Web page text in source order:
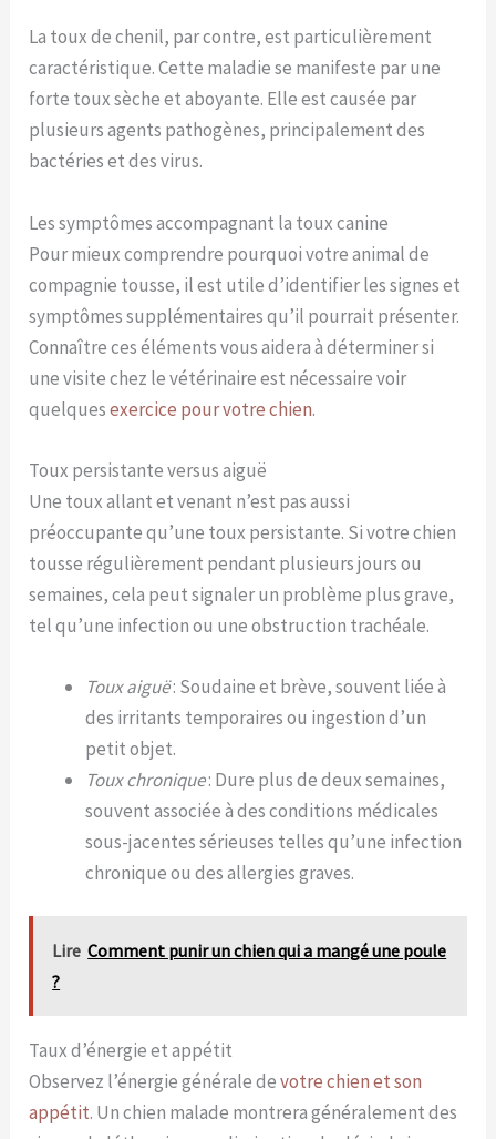
La toux de chenil, par contre, est particulièrement
caractéristique. Cette maladie se manifeste par une
forte toux sèche et aboyante. Elle est causée par
plusieurs agents pathogènes, principalement des
bactéries et des virus.
Les symptômes accompagnant la toux canine
Pour mieux comprendre pourquoi votre animal de
compagnie tousse, il est utile d’identifier les signes et
symptômes supplémentaires qu’il pourrait présenter.
Connaître ces éléments vous aidera à déterminer si
une visite chez le vétérinaire est nécessaire voir
quelquesexercice pour votre chien.
Toux persistante versus aiguë
Une toux allant et venant n’est pas aussi
préoccupante qu’une toux persistante. Si votre chien
tousse régulièrement pendant plusieurs jours ou
semaines, cela peut signaler un problème plus grave,
tel qu’une infection ou une obstruction trachéale.
Toux aiguë: Soudaine et brève, souvent liée à
des irritants temporaires ou ingestion d’un
petit objet.
Toux chronique: Dure plus de deux semaines,
souvent associée à des conditions médicales
sous-jacentes sérieuses telles qu’une infection
chronique ou des allergies graves.
Lire Comment punir un chien qui a mangé une poule
?
Taux d’énergie et appétit
Observez l’énergie générale devotre chien et son
appétit. Un chien malade montrera généralement des